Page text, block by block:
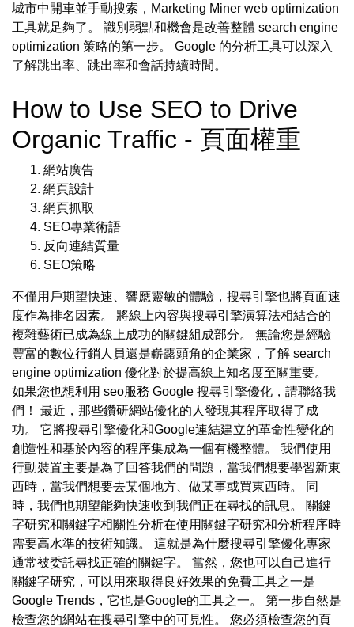
城市中開車並手動搜索，Marketing Miner web optimization
工具就足夠了。 識別弱點和機會是改善整體 search engine
optimization 策略的第一步。 Google 的分析工具可以深入
了解跳出率、跳出率和會話持續時間。
How to Use SEO to Drive
Organic Traffic - 頁面權重
網站廣告
網頁設計
網頁抓取
SEO專業術語
反向連結質量
SEO策略
不僅用戶期望快速、響應靈敏的體驗，搜尋引擎也將頁面速
度作為排名因素。 將線上內容與搜尋引擎演算法相結合的
複雜藝術已成為線上成功的關鍵組成部分。 無論您是經驗
豐富的數位行銷人員還是嶄露頭角的企業家，了解 search
engine optimization 優化對於提高線上知名度至關重要。
如果您也想利用 seo服務 Google 搜尋引擎優化，請聯絡我
們！ 最近，那些鑽研網站優化的人發現其程序取得了成
功。 它將搜尋引擎優化和Google連結建立的革命性變化的
創造性和基於內容的程序集成為一個有機整體。 我們使用
行動裝置主要是為了回答我們的問題，當我們想要學習新東
西時，當我們想要去某個地方、做某事或買東西時。 同
時，我們也期望能夠快速收到我們正在尋找的訊息。 關鍵
字研究和關鍵字相關性分析在使用關鍵字研究和分析程序時
需要高水準的技術知識。 這就是為什麼搜尋引擎優化專家
通常被委託尋找正確的關鍵字。 當然，您也可以自己進行
關鍵字研究，可以用來取得良好效果的免費工具之一是
Google Trends，它也是Google的工具之一。 第一步自然是
檢查您的網站在搜尋引擎中的可見性。 您必須檢查您的頁